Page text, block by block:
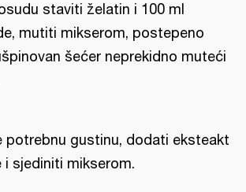
staviti želatin i 100 ml
mutiti mikserom, postepeno
šećer neprekidno muteći
potrebnu gustinu, dodati eksteakt
i sjediniti mikserom.